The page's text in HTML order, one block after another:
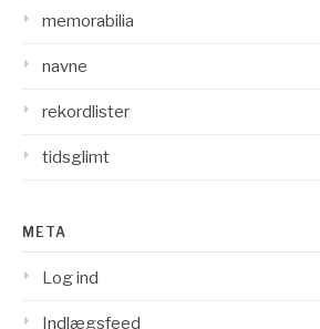
memorabilia
navne
rekordlister
tidsglimt
META
Log ind
Indlægsfeed